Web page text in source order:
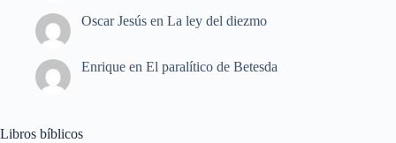
Oscar Jesús en La ley del diezmo
Enrique en El paralítico de Betesda
Libros bíblicos